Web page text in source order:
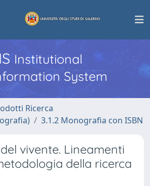
Institutional
System
Ricerca
3.1.2 Monografia con ISBN
vivente. Lineamenti
della ricerca